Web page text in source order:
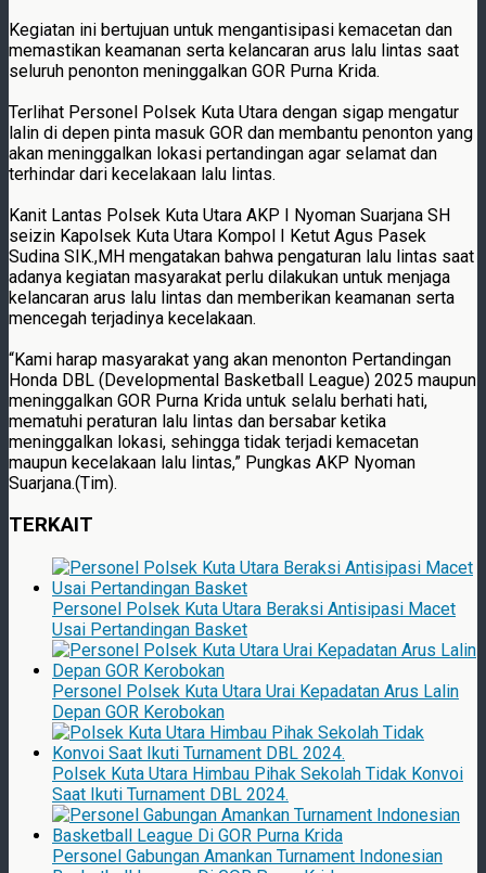
Kegiatan ini bertujuan untuk mengantisipasi kemacetan dan
memastikan keamanan serta kelancaran arus lalu lintas saat
seluruh penonton meninggalkan GOR Purna Krida.
Terlihat Personel Polsek Kuta Utara dengan sigap mengatur
lalin di depen pinta masuk GOR dan membantu penonton yang
akan meninggalkan lokasi pertandingan agar selamat dan
terhindar dari kecelakaan lalu lintas.
Kanit Lantas Polsek Kuta Utara AKP I Nyoman Suarjana SH
seizin Kapolsek Kuta Utara Kompol I Ketut Agus Pasek
Sudina SIK.,MH mengatakan bahwa pengaturan lalu lintas saat
adanya kegiatan masyarakat perlu dilakukan untuk menjaga
kelancaran arus lalu lintas dan memberikan keamanan serta
mencegah terjadinya kecelakaan.
“Kami harap masyarakat yang akan menonton Pertandingan
Honda DBL (Developmental Basketball League) 2025 maupun
meninggalkan GOR Purna Krida untuk selalu berhati hati,
mematuhi peraturan lalu lintas dan bersabar ketika
meninggalkan lokasi, sehingga tidak terjadi kemacetan
maupun kecelakaan lalu lintas,” Pungkas AKP Nyoman
Suarjana.(Tim).
TERKAIT
Personel Polsek Kuta Utara Beraksi Antisipasi Macet
Usai Pertandingan Basket
Personel Polsek Kuta Utara Urai Kepadatan Arus Lalin
Depan GOR Kerobokan
Polsek Kuta Utara Himbau Pihak Sekolah Tidak Konvoi
Saat Ikuti Turnament DBL 2024.
Personel Gabungan Amankan Turnament Indonesian